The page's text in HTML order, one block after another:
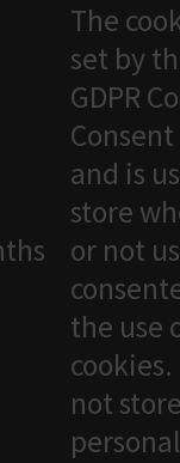
The
set by
GDPR
and is
store
or not
the use
not